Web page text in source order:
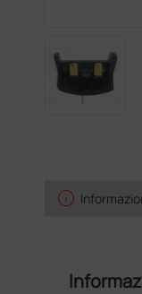
info